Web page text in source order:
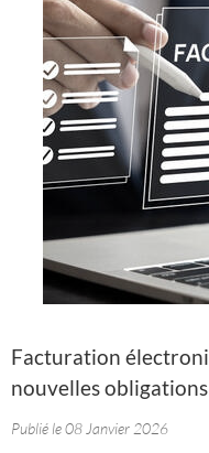
Facturation
nouvelles
Publié le 08 Janvier 2026